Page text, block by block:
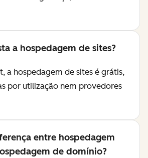
a hospedagem de sites?
a hospedagem de sites é grátis,
por utilização nem provedores
entre hospedagem
de domínio?